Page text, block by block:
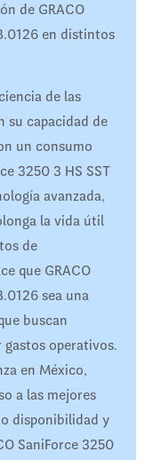
de GRACO
en distintos
de las
su capacidad de
un consumo
3250 3 HS SST
avanzada,
la vida útil
de
que GRACO
sea una
buscan
operativos.
en México,
a las mejores
disponibilidad y
SaniForce 3250